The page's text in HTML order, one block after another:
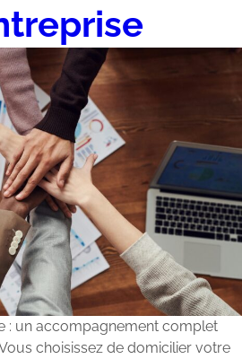
: un accompagnement complet
choisissez de domicilier votre